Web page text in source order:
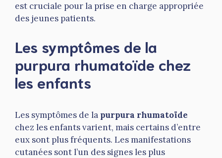
est cruciale pour la prise en charge appropriée
des jeunes patients.
Les symptômes de la
purpura rhumatoïde chez
les enfants
Les symptômes de la purpura rhumatoïde
chez les enfants varient, mais certains d’entre
eux sont plus fréquents. Les manifestations
cutanées sont l’un des signes les plus